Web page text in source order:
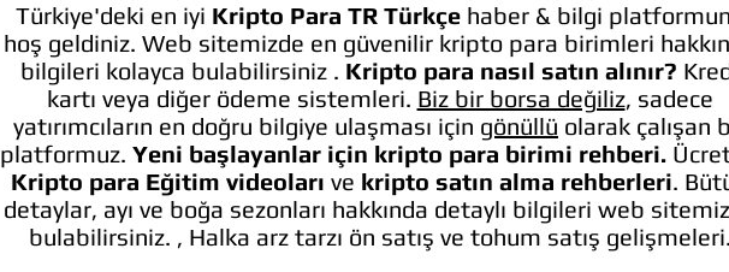
Türkiye'deki en iyi Kripto Para TR Türkçe haber & bilgi
hoş geldiniz. Web sitemizde en güvenilir kripto para birimleri
bilgileri kolayca bulabilirsiniz . Kripto para nasıl satın alınır?
kartı veya diğer ödeme sistemleri. Biz bir borsa değiliz, sadece
yatırımcıların en doğru bilgiye ulaşması için gönüllü olarak çalışan
platformuz. Yeni başlayanlar için kripto para birimi rehberi.
Kripto para Eğitim videoları ve kripto satın alma rehberleri.
detaylar, ayı ve boğa sezonları hakkında detaylı bilgileri web
bulabilirsiniz. , Halka arz tarzı ön satış ve tohum satış gelişmeleri.